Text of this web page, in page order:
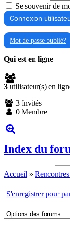
Se souvenir de
Mot de passe oublié?
Qui est en ligne
3 utilisateur(s) en
3 Invités
0 Membre
Index du
Accueil »
S'enregistrer pour